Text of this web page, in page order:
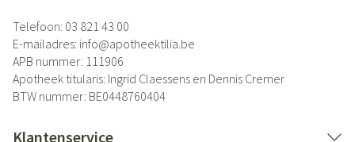
Telefoon: 03 821 43 00
E-mailadres: info@apotheektilia.be
APB nummer: 111906
Apotheek titularis: Ingrid Claessens en Dennis Cremer
BTW nummer: BE0448760404
Klantenservice